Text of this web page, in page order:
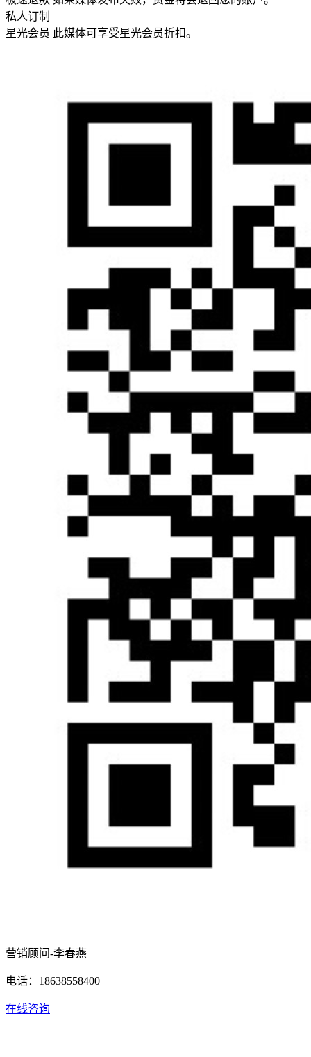
私人订制
星光会员 此媒体可享受星光会员折扣。
营销顾问-李春燕
电话：18638558400
在线咨询